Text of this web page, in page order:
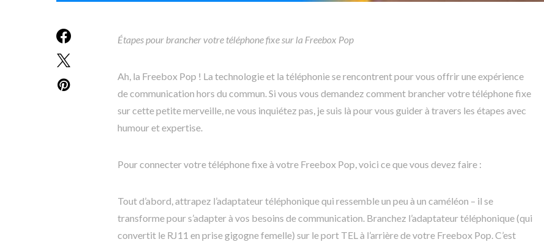
Étapes pour brancher votre téléphone fixe sur la Freebox Pop
Ah, la Freebox Pop ! La technologie et la téléphonie se rencontrent pour vous offrir une expérience
de communication hors du commun. Si vous vous demandez comment brancher votre téléphone fixe
sur cette petite merveille, ne vous inquiétez pas, je suis là pour vous guider à travers les étapes avec
humour et expertise.
Pour connecter votre téléphone fixe à votre Freebox Pop, voici ce que vous devez faire :
Tout d’abord, attrapez l’adaptateur téléphonique qui ressemble un peu à un caméléon – il se
transforme pour s’adapter à vos besoins de communication. Branchez l’adaptateur téléphonique (qui
convertit le RJ11 en prise gigogne femelle) sur le port TEL à l’arrière de votre Freebox Pop. C’est